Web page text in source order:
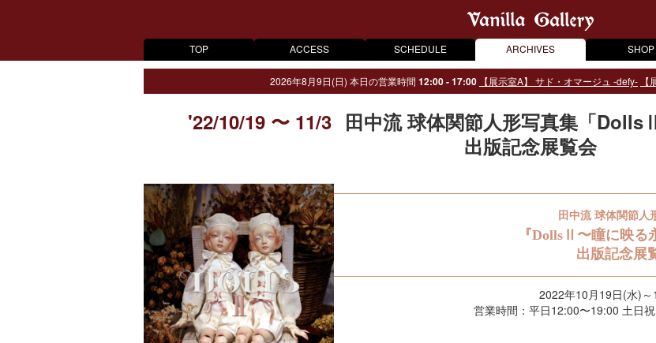
TOP ACCESS SCHEDULE ARCHIVES SHOP
2026年8月9日(日) 本日の営業時間 12:00 - 17:00 【展示室A】 サド・オマージュ -defy-
'22/10/19 〜 11/3 田中流 球体関節人形写真集「
出版記念展覧会
田中流 球体関節人
『DollsⅡ〜瞳に映る
出版記念展
2022年10月19日(水)
営業時間：平日12:00〜19:00 土日